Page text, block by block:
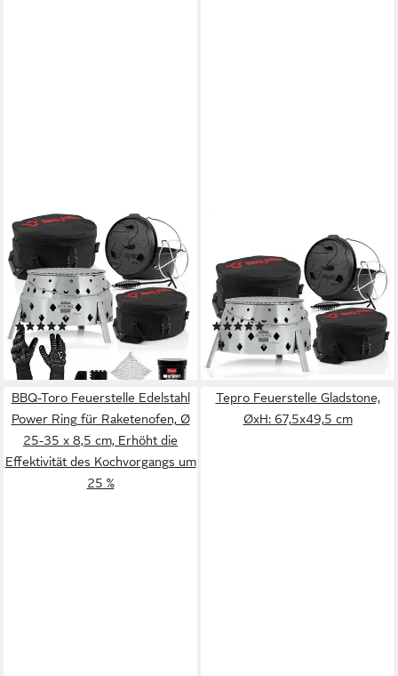
BBQ-TORO
Feuerstelle 11-tlg. Dutch Oven
Set mit Dutch Oven Grill
"DOKING", 9 QT Dutch Oven,
(Set, 11-teiliges Dutch Oven
Set)
(1)
204,95 €
lieferbar - in 3-4 Werktagen bei dir
Feuerstelle 6-tlg. Dutch Oven
Set mit Dutch Oven Grill
"DOKING", 9 QT Dutch Oven,
(Set, Dutch Oven Set)
(1)
174,95 €
lieferbar - in 3-4 Werktagen bei dir
BBQ-Toro Feuerstelle Edelstahl
Power Ring für Raketenofen, Ø
25-35 x 8,5 cm, Erhöht die
Effektivität des Kochvorgangs um
25 %
Tepro Feuerstelle Gladstone,
ØxH: 67,5x49,5 cm